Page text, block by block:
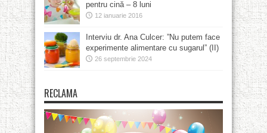
pentru cină – 8 luni
12 ianuarie 2016
Interviu dr. Ana Culcer: ”Nu putem face
experimente alimentare cu sugarul” (II)
26 septembrie 2024
RECLAMA